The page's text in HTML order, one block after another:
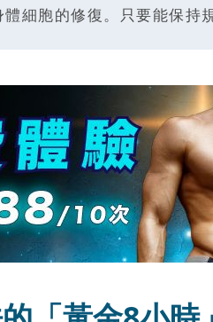
細胞的修復。只要能保持